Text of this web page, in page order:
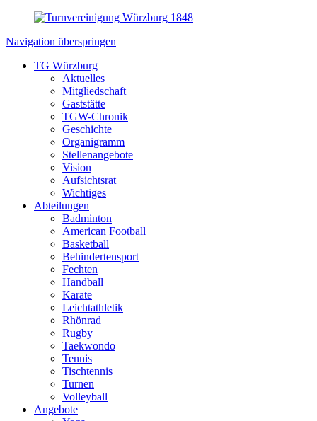
Navigation überspringen
TG Würzburg
Aktuelles
Mitgliedschaft
Gaststätte
TGW-Chronik
Geschichte
Organigramm
Stellenangebote
Vision
Aufsichtsrat
Wichtiges
Abteilungen
Badminton
American Football
Basketball
Behindertensport
Fechten
Handball
Karate
Leichtathletik
Rhönrad
Rugby
Taekwondo
Tennis
Tischtennis
Turnen
Volleyball
Angebote